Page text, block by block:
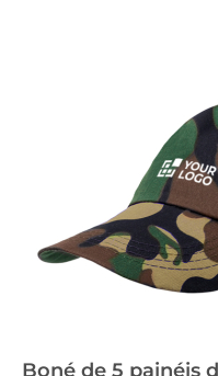
Boné de 5 painéis